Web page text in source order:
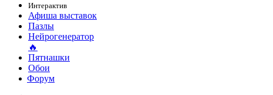
Интерактив
Афиша выставок
Пазлы
Нейрогенератор
🔥
Пятнашки
Обои
Форум